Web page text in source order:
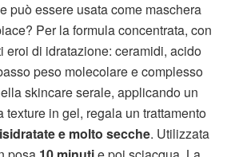
può essere usata come maschera
Per la formula concentrata, con
eroi di idratazione: ceramidi, acido
peso molecolare e complesso
skincare serale, applicando un
texture in gel, regala un trattamento
e molto secche. Utilizzata